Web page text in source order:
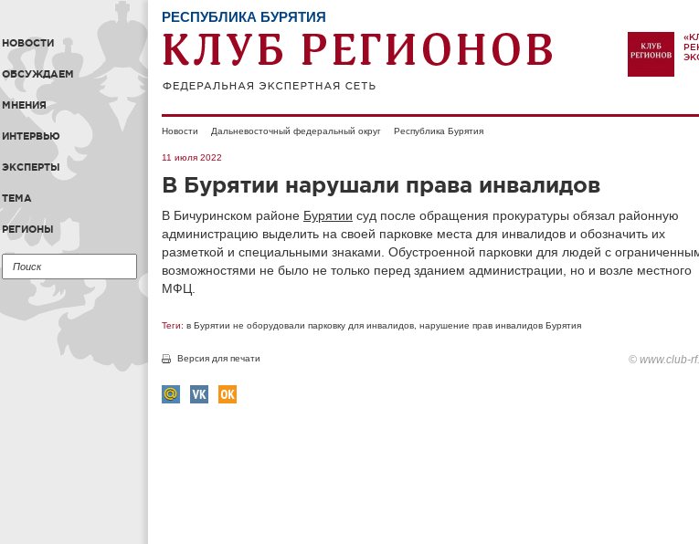
НОВОСТИ
ОБСУЖДАЕМ
МНЕНИЯ
ИНТЕРВЬЮ
ЭКСПЕРТЫ
ТЕМА
РЕГИОНЫ
РЕСПУБЛИКА БУРЯТИЯ
Новости Дальневосточный федеральный округ Республика Бурятия
11 июля 2022
В Бурятии нарушали права инвалидов
В Бичуринском районе Бурятии суд после обращения прокуратуры обязал районную
администрацию выделить на своей парковке места для инвалидов и обозначить их
разметкой и специальными знаками. Обустроенной парковки для людей с
возможностями не было не только перед зданием администрации, но и возле местного
МФЦ.
Теги: в Бурятии не оборудовали парковку для инвалидов нарушение прав инвалидов Бурятия
Версия для печати © www.club-